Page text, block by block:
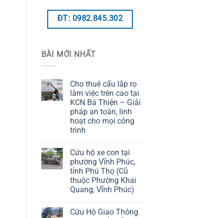
ĐT: 0982.845.302
BÀI MỚI NHẤT
Cho thuê cẩu lắp rọ
làm việc trên cao tại
KCN Bá Thiện – Giải
pháp an toàn, linh
hoạt cho mọi công
trình
Cứu hộ xe con tại
phường Vĩnh Phúc,
tỉnh Phú Thọ (Cũ
thuộc Phường Khai
Quang, Vĩnh Phúc)
Cứu Hộ Giao Thông